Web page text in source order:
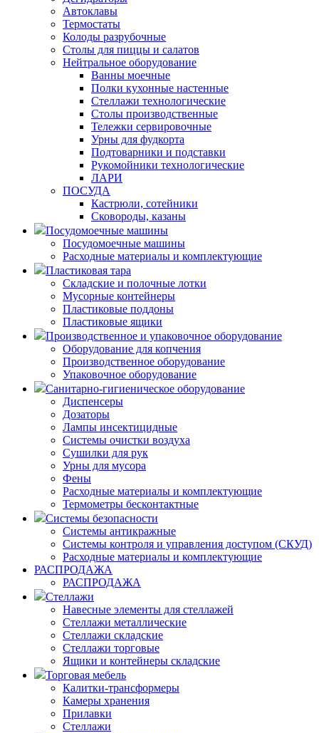
Автоклавы
Термостаты
Колоды разрубочные
Столы для пиццы и салатов
Нейтральное оборудование
Ванны моечные
Полки кухонные настенные
Стеллажи технологические
Столы производственные
Тележки сервировочные
Урны для фудкорта
Подтоварники и подставки
Рукомойники технологические
ЛАРИ
ПОСУДА
Кастрюли, сотейники
Сковороды, казаны
Посудомоечные машины
Посудомоечные машины
Расходные материалы и комплектующие
Пластиковая тара
Складские и полочные лотки
Мусорные контейнеры
Пластиковые поддоны
Пластиковые ящики
Производственное и упаковочное оборудование
Оборудование для копчения
Производственное оборудование
Упаковочное оборудование
Санитарно-гигиеническое оборудование
Диспенсеры
Дозаторы
Лампы инсектицидные
Системы очистки воздуха
Сушилки для рук
Урны для мусора
Фены
Расходные материалы и комплектующие
Термометры бесконтактные
Системы безопасности
Системы антикражные
Системы контроля и управления доступом (СКУД)
Расходные материалы и комплектующие
РАСПРОДАЖА
РАСПРОДАЖА
Стеллажи
Навесные элементы для стеллажей
Стеллажи металлические
Стеллажи складские
Стеллажи торговые
Ящики и контейнеры складские
Торговая мебель
Калитки-трансформеры
Камеры хранения
Прилавки
Стеллажи